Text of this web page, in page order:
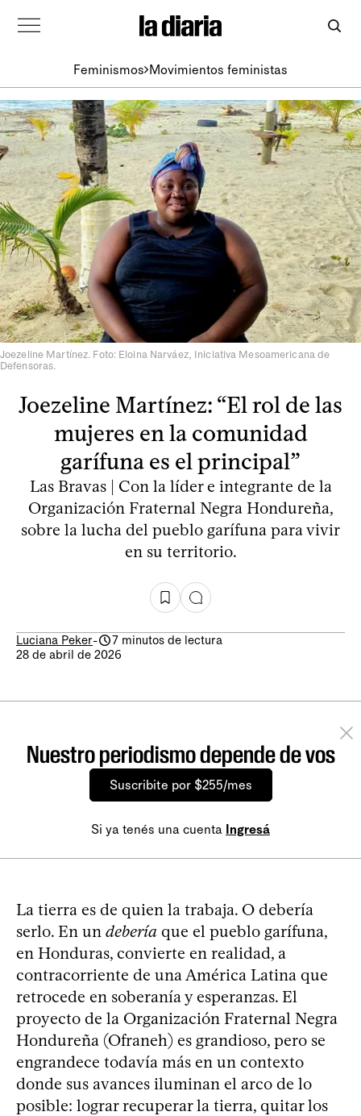
Feminismos Movimientos feministas
Joezeline Martínez. Foto: Eloina Narváez, Iniciativa Mesoamericana de
Defensoras.
Joezeline Martínez: “El rol de las
mujeres en la comunidad
garífuna es el principal”
Las Bravas | Con la líder e integrante de la
Organización Fraternal Negra Hondureña,
sobre la lucha del pueblo garífuna para vivir
en su territorio.
Luciana Peker-
7 minutos de lectura
28 de abril de 2026
Nuestro periodismo depende de vos
Suscribite por $255/mes
Si ya tenés una cuenta Ingresá
La tierra es de quien la trabaja. O debería
serlo. En un debería que el pueblo garífuna,
en Honduras, convierte en realidad, a
contracorriente de una América Latina que
retrocede en soberanía y esperanzas. El
proyecto de la Organización Fraternal Negra
Hondureña (Ofraneh) es grandioso, pero se
engrandece todavía más en un contexto
donde sus avances iluminan el arco de lo
posible: lograr recuperar la tierra, quitar los